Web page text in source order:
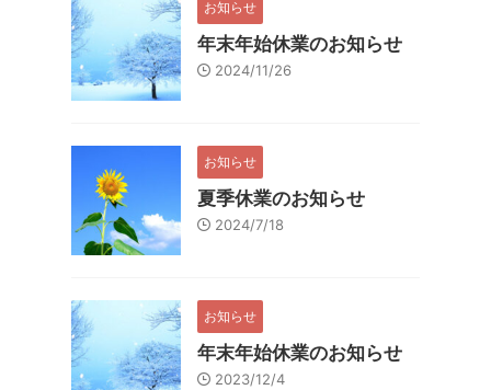
お知らせ
年末年始休業のお知らせ
2024/11/26
お知らせ
夏季休業のお知らせ
2024/7/18
お知らせ
年末年始休業のお知らせ
2023/12/4